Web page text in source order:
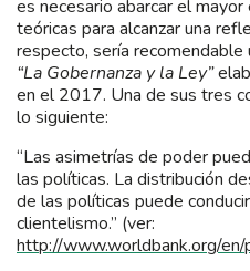
es necesario abarcar el
teóricas para alcanzar una
respecto, sería recomendable
“La Gobernanza y la Ley”
en el 2017. Una de sus tres
lo siguiente:
“Las asimetrías de poder
las políticas. La distribución
de las políticas puede
clientelismo.” (ver:
http://www.worldbank.org/